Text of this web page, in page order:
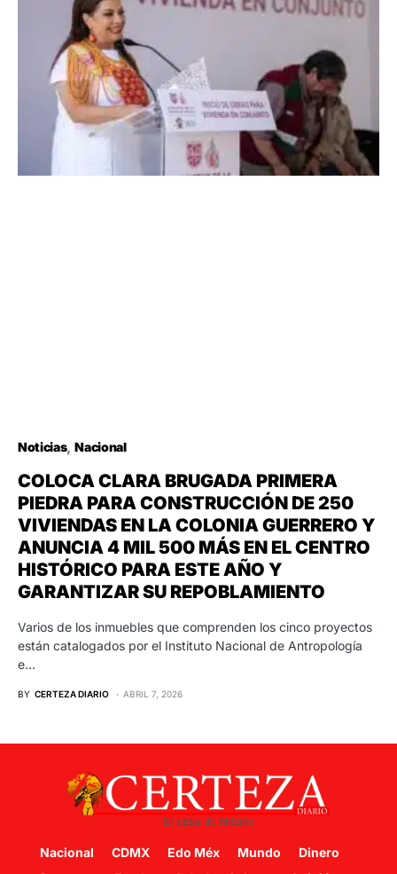
Noticias Nacional
COLOCA CLARA BRUGADA PRIMERA
PIEDRA PARA CONSTRUCCIÓN DE 250
VIVIENDAS EN LA COLONIA GUERRERO Y
ANUNCIA 4 MIL 500 MÁS EN EL CENTRO
HISTÓRICO PARA ESTE AÑO Y
GARANTIZAR SU REPOBLAMIENTO
Varios de los inmuebles que comprenden los cinco proyectos
están catalogados por el Instituto Nacional de Antropología
e…
BY CERTEZA DIARIO ABRIL 7, 2026
Nacional CDMX Edo Méx Mundo
Dinero